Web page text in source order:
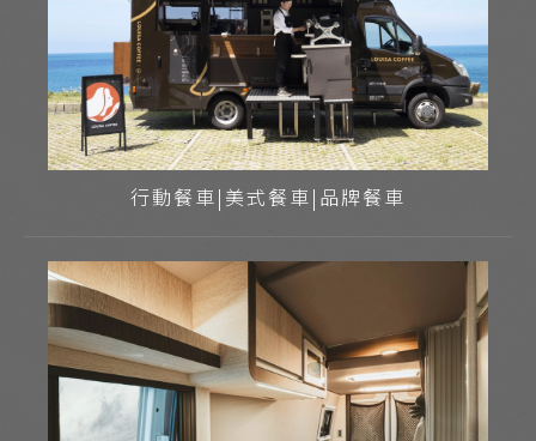
行動餐車|美式餐車|品牌餐車